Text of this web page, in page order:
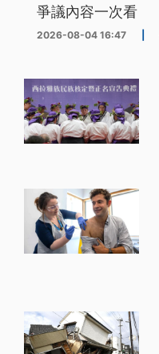
爭議內容一次看
2026-08-04 16:47